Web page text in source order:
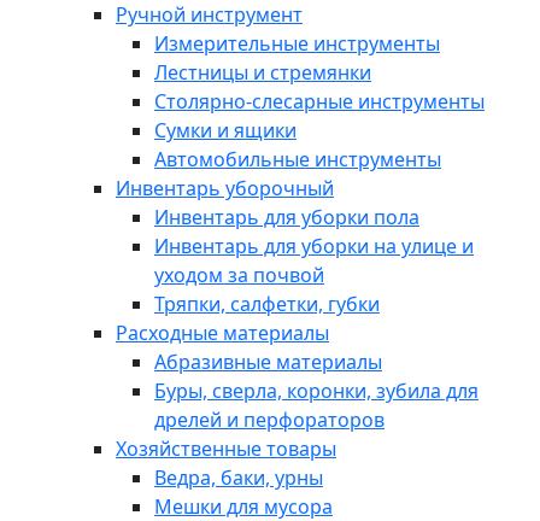
Ручной инструмент
Измерительные инструменты
Лестницы и стремянки
Столярно-слесарные инструменты
Сумки и ящики
Автомобильные инструменты
Инвентарь уборочный
Инвентарь для уборки пола
Инвентарь для уборки на улице и
уходом за почвой
Тряпки, салфетки, губки
Расходные материалы
Абразивные материалы
Буры, сверла, коронки, зубила для
дрелей и перфораторов
Хозяйственные товары
Ведра, баки, урны
Мешки для мусора